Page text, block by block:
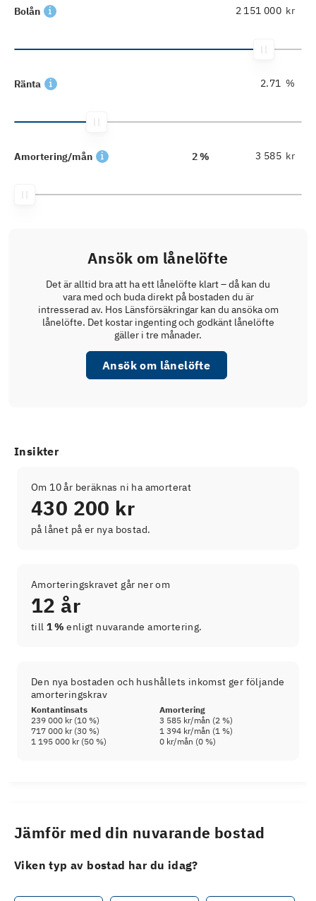
Bolån kr
Ränta %
Amortering/mån 2 % kr
Ansök om lånelöfte
Det är alltid bra att ha ett lånelöfte klart – då kan du
vara med och buda direkt på bostaden du är
intresserad av. Hos Länsförsäkringar kan du ansöka om
lånelöfte. Det kostar ingenting och godkänt lånelöfte
gäller i tre månader.
Ansök om lånelöfte
Insikter
Om 10 år beräknas ni ha amorterat
430 200 kr
på lånet på er nya bostad.
Amorteringskravet går ner om
12 år
till 1 % enligt nuvarande amortering.
Den nya bostaden och hushållets inkomst ger följande
amorteringskrav
Kontantinsats
Amortering
239 000 kr(10 %) 3 585 kr/mån (2 %)
717 000 kr(30 %) 1 394 kr/mån (1 %)
1 195 000 kr(50 %) 0 kr/mån (0 %)
Jämför med din nuvarande bostad
Viken typ av bostad har du idag?